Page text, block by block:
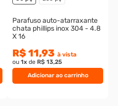
Adicionar ao carrinho
Parafuso auto-atarraxante
chata phillips inox 304 - 4.8
X 16
R$ 11,93 à vista
ou 1x de R$ 13,25